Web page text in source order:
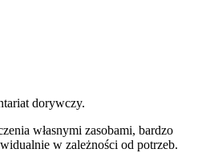
dorywczy.
własnymi zasobami, bardzo
w zależności od potrzeb.